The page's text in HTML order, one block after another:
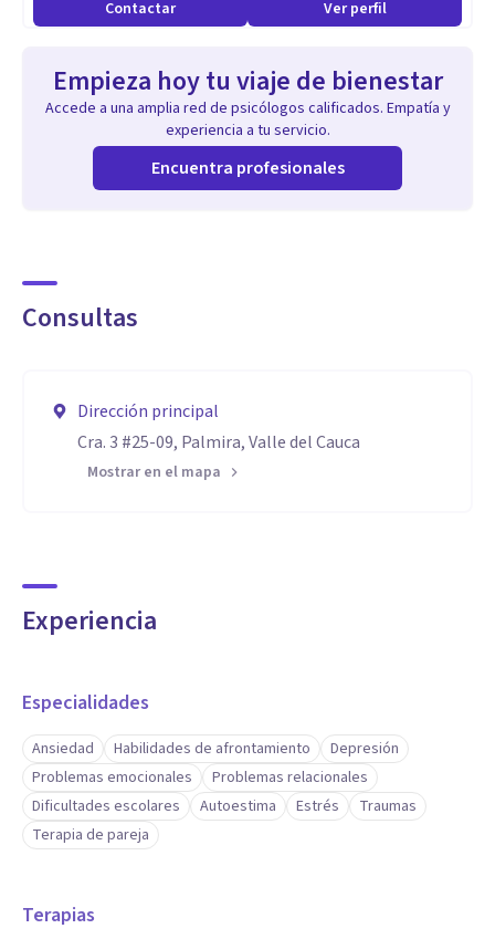
bienestar. La terapia es una herramienta poderosa para
aquí para acompañarte con objetividad, empatía y un
genuino interés por tu bienestar. Mi compromiso es
brindarte un acompañamiento profesional y cálido, donde
puedas sentirte escuchado y comprendido.
Contactar Ver perfil
Empieza hoy tu viaje de bienestar
Accede a una amplia red de psicólogos calificados. Empatía y
experiencia a tu servicio.
Encuentra profesionales
Consultas
Dirección principal
Cra. 3 #25-09, Palmira, Valle del Cauca
Mostrar en el mapa
Experiencia
Especialidades
Ansiedad Habilidades de afrontamiento
Depresión
Problemas emocionales
Problemas relacionales
Dificultades escolares
Autoestima Estrés
Traumas
Terapia de pareja
Terapias